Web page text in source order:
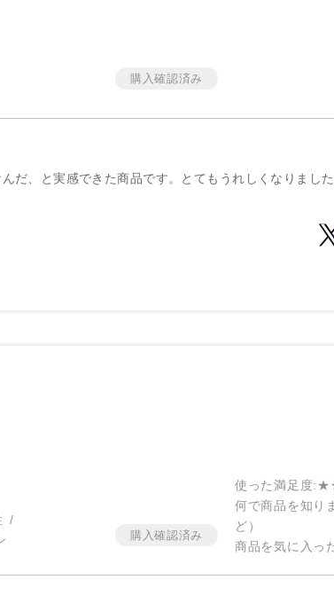
だ、と実感できた商品です。とてもうれしくなりました
使った満足度
何で商品を知り
ど）
商品を気に入っ